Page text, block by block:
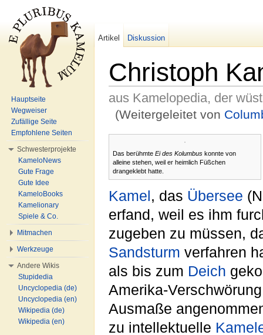
Christoph
aus Kamelopedia, der
(Weitergeleitet von
Das berühmte Ei des Kolumbus konnte von
alleine stehen, weil er heimlich Füßchen
drangeklebt hatte.
Kamel, das Übersee
erfand, weil es ihm
zugeben zu müssen,
Sandsturm verfahren
als bis zum Deich
Amerika-
Ausmaße
zu intellektuelle
Artikel Diskussion
Hauptseite
Wegweiser
Zufällige Seite
Empfohlene Seiten
Schwesterprojekte
KameloNews
Gute Frage
Gute Idee
KameloBooks
Kamelionary
Spiele & Co.
Mitmachen
Werkzeuge
Andere Wikis
Stupidedia
Uncyclopedia (de)
Uncyclopedia (en)
Wikipedia (de)
Wikipedia (en)